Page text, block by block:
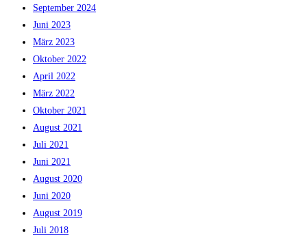
September 2024
Juni 2023
März 2023
Oktober 2022
April 2022
März 2022
Oktober 2021
August 2021
Juli 2021
Juni 2021
August 2020
Juni 2020
August 2019
Juli 2018